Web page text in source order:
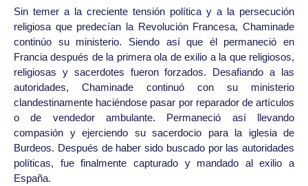
Sin temer a la creciente tensión política y a la persecución
religiosa que predecían la Revolución Francesa, Chaminade
continúo su ministerio. Siendo así que él permaneció en
Francia después de la primera ola de exilio a la que religiosos,
religiosas y sacerdotes fueron forzados. Desafiando a las
autoridades, Chaminade continuó con su ministerio
clandestinamente haciéndose pasar por reparador de artículos
o de vendedor ambulante. Permaneció así llevando
compasión y ejerciendo su sacerdocio para la iglesia de
Burdeos. Después de haber sido buscado por las autoridades
políticas, fue finalmente capturado y mandado al exilio a
España.